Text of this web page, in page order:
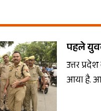
पहले
उत्तर
आया है.